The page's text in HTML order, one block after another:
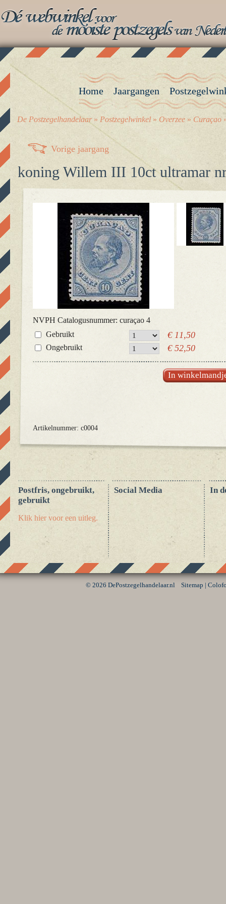
Vorige jaargang
koning Willem III 10ct ultramar
NVPH Catalogusnummer: curaçao 4
Gebruikt
€ 11,50
Ongebruikt € 52,50
Artikelnummer: c0004
In
Postfris, ongebruikt,
gebruikt
Klik hier voor een uitleg.
Social Media In
Home Jaargangen
De Postzegelhandelaar» Postzegelwinkel » Overzee » Curaçao
© 2026 DePostzegelhandelaar.nlSitemap |